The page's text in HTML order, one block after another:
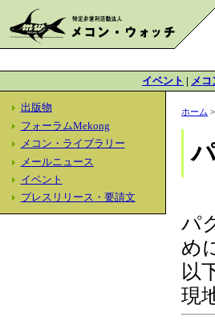
イベント | メコ
出版物
フォーラムMekong
メコン・ライブラリー
メールニュース
イベント
プレスリリース・要請文
ホーム >
パ
め
以
現